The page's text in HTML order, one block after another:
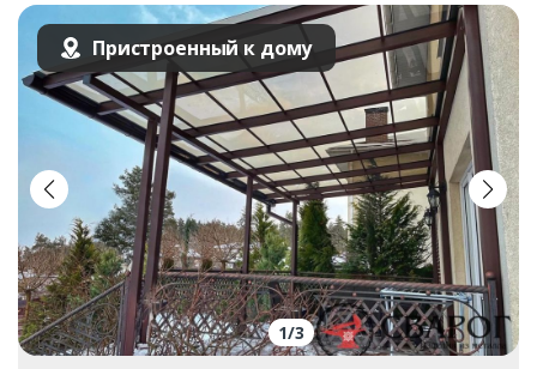
Пристроенный к дому
1/3